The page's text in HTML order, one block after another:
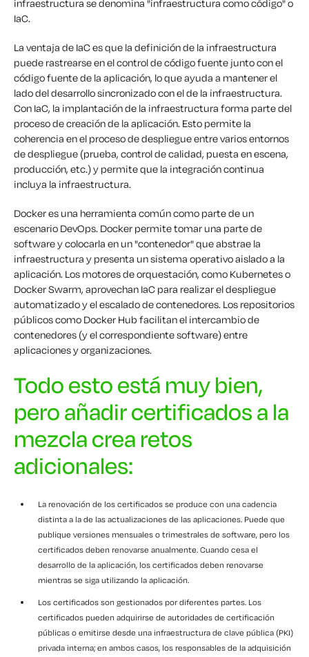
infraestructura se denomina "infraestructura como código" o
IaC.
La ventaja de IaC es que la definición de la infraestructura
puede rastrearse en el control de código fuente junto con el
código fuente de la aplicación, lo que ayuda a mantener el
lado del desarrollo sincronizado con el de la infraestructura.
Con IaC, la implantación de la infraestructura forma parte del
proceso de creación de la aplicación. Esto permite la
coherencia en el proceso de despliegue entre varios entornos
de despliegue (prueba, control de calidad, puesta en escena,
producción, etc.) y permite que la integración continua
incluya la infraestructura.
Docker es una herramienta común como parte de un
escenario DevOps. Docker permite tomar una parte de
software y colocarla en un "contenedor" que abstrae la
infraestructura y presenta un sistema operativo aislado a la
aplicación. Los motores de orquestación, como Kubernetes o
Docker Swarm, aprovechan IaC para realizar el despliegue
automatizado y el escalado de contenedores. Los repositorios
públicos como Docker Hub facilitan el intercambio de
contenedores (y el correspondiente software) entre
aplicaciones y organizaciones.
Todo esto está muy bien,
pero añadir certificados a la
mezcla crea retos
adicionales:
La renovación de los certificados se produce con una cadencia
distinta a la de las actualizaciones de las aplicaciones. Puede que
publique versiones mensuales o trimestrales de software, pero los
certificados deben renovarse anualmente. Cuando cesa el
desarrollo de la aplicación, los certificados deben renovarse
mientras se siga utilizando la aplicación.
Los certificados son gestionados por diferentes partes. Los
certificados pueden adquirirse de autoridades de certificación
públicas o emitirse desde una infraestructura de clave pública (PKI)
privada interna; en ambos casos, los responsables de la adquisición